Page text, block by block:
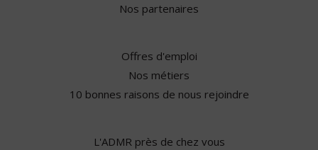
Nos partenaires
Offres d'emploi
Nos métiers
10 bonnes raisons de nous rejoindre
L'ADMR près de chez vous